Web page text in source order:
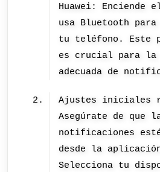
Huawei: Enciende
usa Bluetooth
tu teléfono. Este
es crucial para la
adecuada de
Ajustes iniciales
Asegúrate de que
notificaciones
desde la
Selecciona tu